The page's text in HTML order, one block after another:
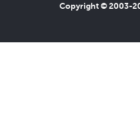
Copyright © 2003-